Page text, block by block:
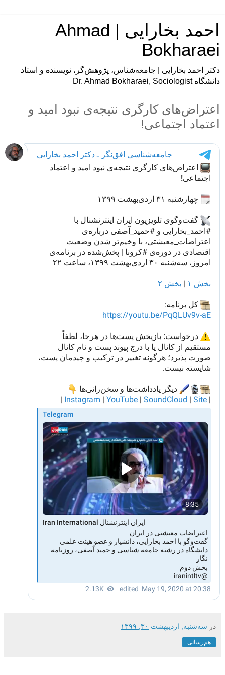
احمد بخارایی | Ahmad
Bokharaei
دکتر احمد بخارایی | جامعه‌شناس، پژوهش‌گر، نویسنده و استاد
دانشگاه Dr. Ahmad Bokharaei, Sociologist
اعتراض‌های کارگری نتیجه‌ی نبود امید و
اعتماد اجتماعی!
در سه‌شنبه, اردیبهشت ۳۰, ۱۳۹۹
هم‌رسانی